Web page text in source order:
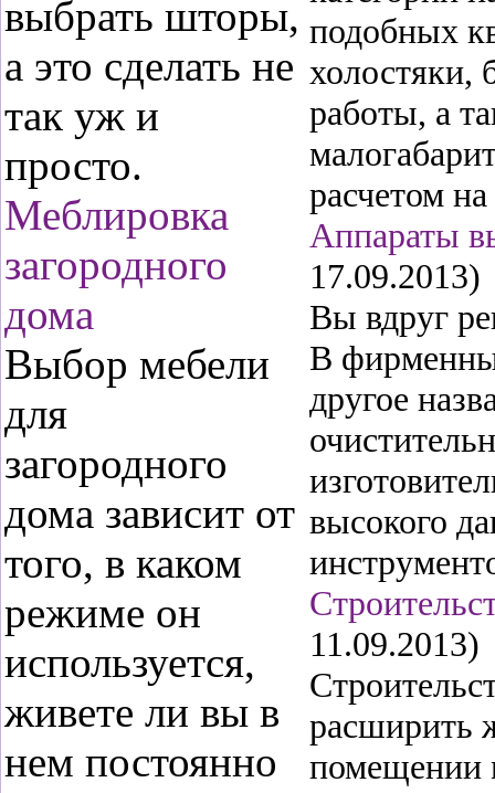
выбрать шторы,
а это сделать не
так уж и
просто.
Меблировка
загородного
дома
Выбор мебели
для
загородного
дома зависит от
того, в каком
режиме он
используется,
живете ли вы в
нем постоянно
подобных
холостяки,
работы, а
расчетом
Аппараты
17.09.2013)
Вы вдруг
В
другое
высокого
11.09.2013)
расширить
помещении